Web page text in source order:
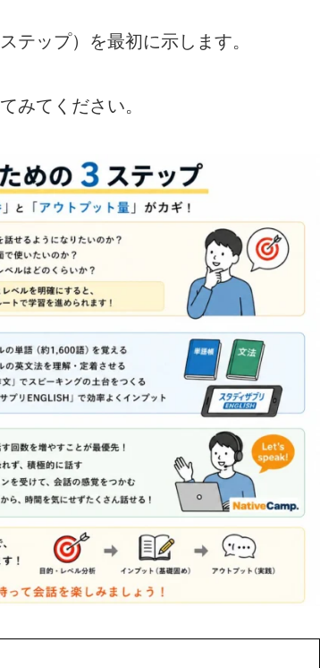
テップ）を最初に示します。
みてください。